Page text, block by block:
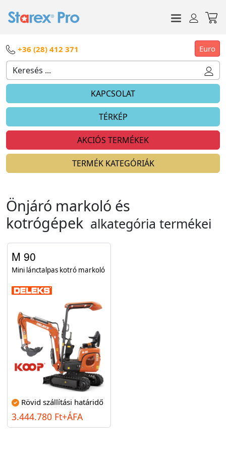
+36 (28) 412 371 Euro
KAPCSOLAT
TÉRKÉP
AKCIÓS TERMÉKEK
TERMÉK KATEGÓRIÁK
Önjáró markoló és
kotrógépek alkategória termékei
M 90
Mini lánctalpas kotró markoló
Rövid szállítási határidő
3.444.780 Ft+ÁFA